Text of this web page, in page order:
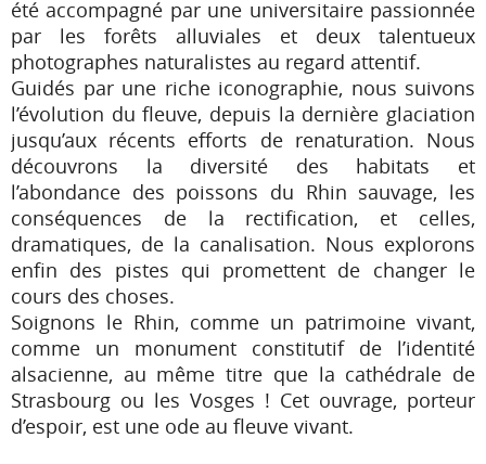
été accompagné par une universitaire passionnée
par les forêts alluviales et deux talentueux
photographes naturalistes au regard attentif.
Guidés par une riche iconographie, nous suivons
l’évolution du fleuve, depuis la dernière glaciation
jusqu’aux récents efforts de renaturation. Nous
découvrons la diversité des habitats et
l’abondance des poissons du Rhin sauvage, les
conséquences de la rectification, et celles,
dramatiques, de la canalisation. Nous explorons
enfin des pistes qui promettent de changer le
cours des choses.
Soignons le Rhin, comme un patrimoine vivant,
comme un monument constitutif de l’identité
alsacienne, au même titre que la cathédrale de
Strasbourg ou les Vosges ! Cet ouvrage, porteur
d’espoir, est une ode au fleuve vivant.